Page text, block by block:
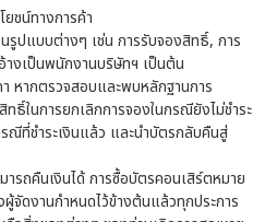
ยชน์ทางการค้า
รูปแบบต่างๆ เช่น การรับจองสิทธิ์, การ
งเป็นพนักงานบริษัทฯ เป็นต้น
หากตรวจสอบและพบหลักฐานการ
ธิ์ในการยกเลิกการจองในกรณียังไม่ชำระ
ณีที่ชำระเงินแล้ว และนำบัตรกลับคืนสู่
รถคืนเงินได้ การซื้อบัตรคอนเสิร์ตหมาย
ดงานกำหนดไว้ข้างต้นแล้วทุกประการ